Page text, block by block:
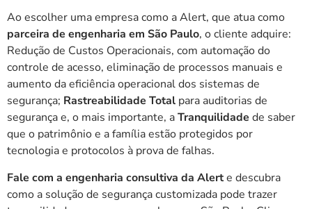
Ao escolher uma empresa como a Alert, que atua como
parceira de engenharia em São Paulo, o cliente adquire:
Redução de Custos Operacionais, com automação do
controle de acesso, eliminação de processos manuais e
aumento da eficiência operacional dos sistemas de
segurança; Rastreabilidade Total para auditorias de
segurança e, o mais importante, aTranquilidade de saber
que o patrimônio e a família estão protegidos por
tecnologia e protocolos à prova de falhas.
Fale com a engenharia consultiva da Alerte descubra
como a solução de segurança customizada pode trazer